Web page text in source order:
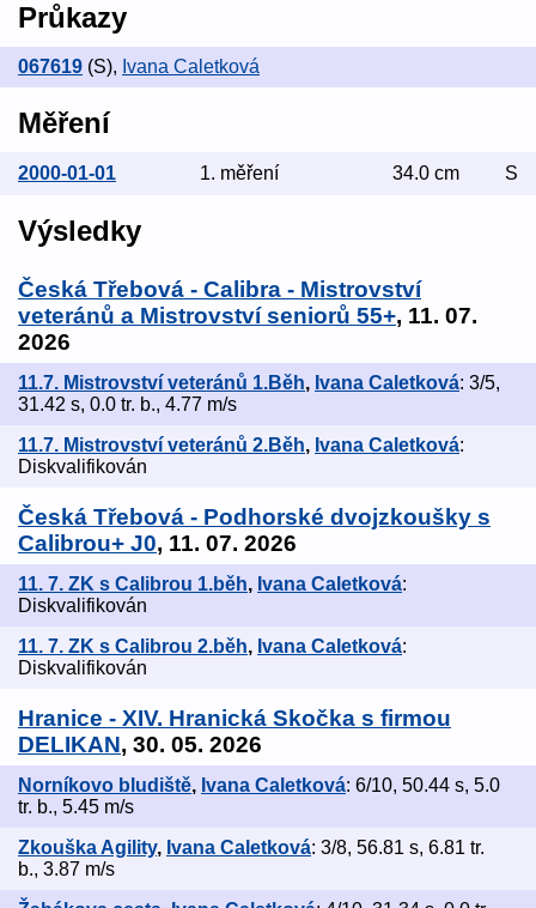
Průkazy
067619 (S), Ivana Caletková
Měření
2000-01-01 1. měření 34.0 cm S
Výsledky
Česká Třebová - Calibra - Mistrovství
veteránů a Mistrovství seniorů 55+, 11. 07.
2026
11.7. Mistrovství veteránů 1.Běh, Ivana Caletková: 3/5,
31.42 s, 0.0 tr. b., 4.77 m/s
11.7. Mistrovství veteránů 2.Běh, Ivana Caletková:
Diskvalifikován
Česká Třebová - Podhorské dvojzkoušky s
Calibrou+ J0, 11. 07. 2026
11. 7. ZK s Calibrou 1.běh, Ivana Caletková:
Diskvalifikován
11. 7. ZK s Calibrou 2.běh, Ivana Caletková:
Diskvalifikován
Hranice - XIV. Hranická Skočka s firmou
DELIKAN, 30. 05. 2026
Norníkovo bludiště, Ivana Caletková: 6/10, 50.44 s, 5.0
tr. b., 5.45 m/s
Zkouška Agility, Ivana Caletková: 3/8, 56.81 s, 6.81 tr.
b., 3.87 m/s